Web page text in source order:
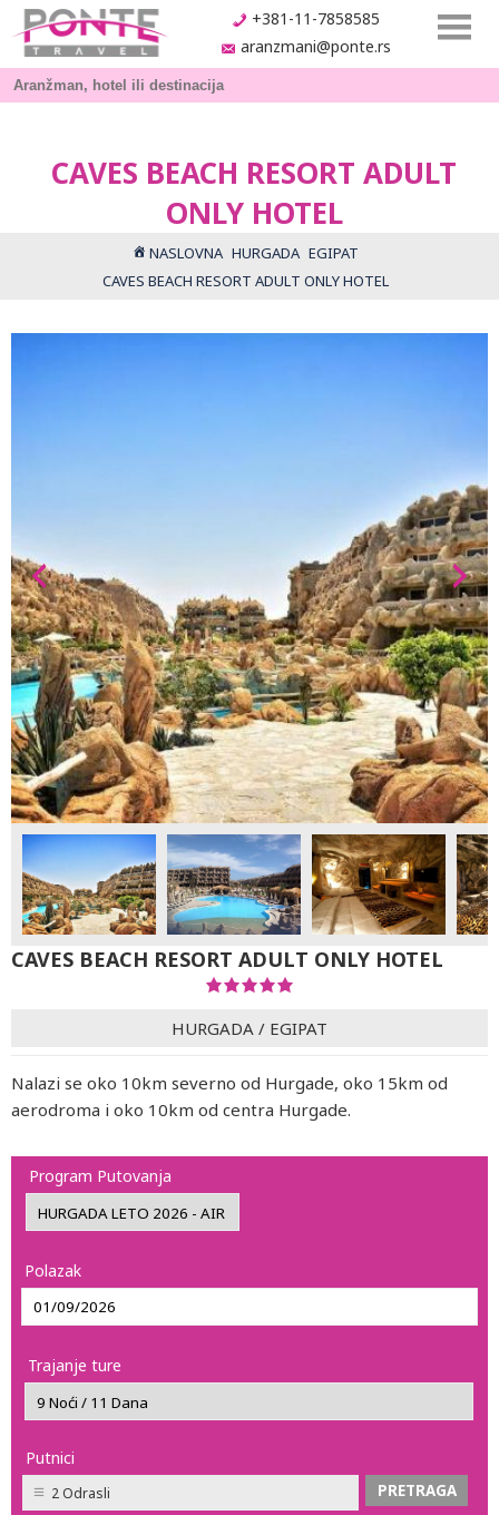
+381-11-7858585
aranzmani@ponte.rs
CAVES BEACH RESORT ADULT
ONLY HOTEL
NASLOVNA HURGADA EGIPAT
CAVES BEACH RESORT ADULT ONLY HOTEL
CAVES BEACH RESORT ADULT ONLY HOTEL
HURGADA / EGIPAT
Nalazi se oko 10km severno od Hurgade, oko 15km od
aerodroma i oko 10km od centra Hurgade.
Program Putovanja
Polazak
Trajanje ture
Putnici
2 Odrasli